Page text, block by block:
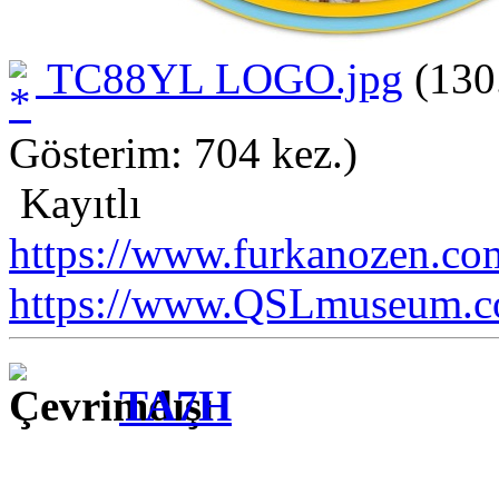
TC88YL LOGO.jpg
Gösterim: 704 kez.)
Kayıtlı
https://
https://
TA7H